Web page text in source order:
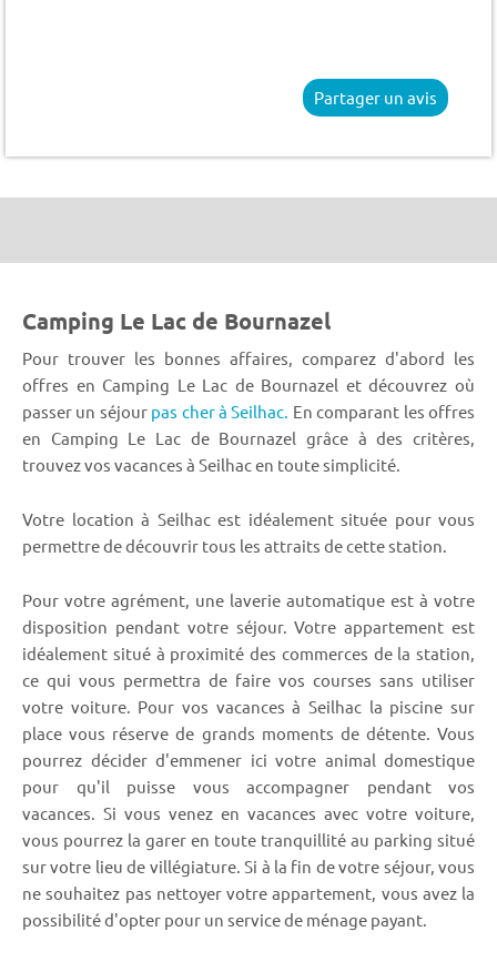
Partager un avis
Camping Le Lac de Bournazel
Pour trouver les bonnes affaires, comparez d'abord les
offres en Camping Le Lac de Bournazel et découvrez où
passer un séjour pas cher à Seilhac. En comparant les offres
en Camping Le Lac de Bournazel grâce à des critères,
trouvez vos vacances à Seilhac en toute simplicité.
Votre location à Seilhac est idéalement située pour vous
permettre de découvrir tous les attraits de cette station.
Pour votre agrément, une laverie automatique est à votre
disposition pendant votre séjour. Votre appartement est
idéalement situé à proximité des commerces de la station,
ce qui vous permettra de faire vos courses sans utiliser
votre voiture. Pour vos vacances à Seilhac la piscine sur
place vous réserve de grands moments de détente. Vous
pourrez décider d'emmener ici votre animal domestique
pour qu'il puisse vous accompagner pendant vos
vacances. Si vous venez en vacances avec votre voiture,
vous pourrez la garer en toute tranquillité au parking situé
sur votre lieu de villégiature. Si à la fin de votre séjour, vous
ne souhaitez pas nettoyer votre appartement, vous avez la
possibilité d'opter pour un service de ménage payant.